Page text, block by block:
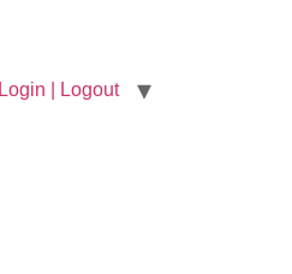
Login | Logout